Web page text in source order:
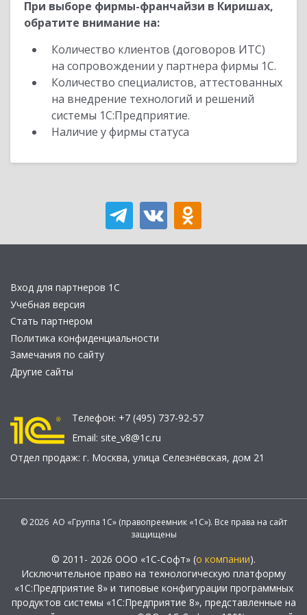
При выборе фирмы-франчайзи в Киришах,
обратите внимание на:
Количество клиентов (договоров ИТС)
на сопровождении у партнера фирмы 1С.
Количество специалистов, аттестованных
на внедрение технологий и решений
системы 1С:Предприятие.
Наличие у фирмы статуса
Вход для партнеров 1С
Учебная версия
Стать партнером
Политика конфиденциальности
Замечания по сайту
Другие сайты
Телефон: +7 (495) 737-92-57
Email: site_v8@1c.ru
Отдел продаж: г. Москва, улица Селезнёвская, дом 21
© 2026 АО «Группа 1С» (правопреемник «1С»). Все права на сайт
защищены
© 2011- 2026 ООО «1С-Софт» (о компании).
Исключительное право на технологическую платформу
«1С:Предприятие 8» и типовые конфигурации программных
продуктов системы «1С:Предприятие 8», представленные на